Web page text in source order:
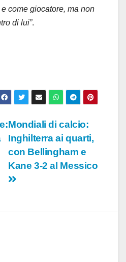
come giocatore, ma non
di lui”.
Mondiali di calcio:
Inghilterra ai quarti,
con Bellingham e
Kane 3-2 al Messico